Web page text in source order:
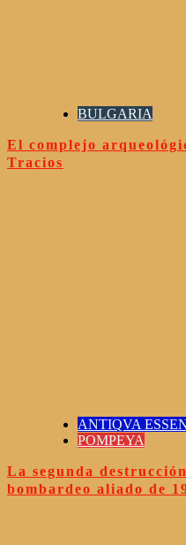
BULGARIA
El complejo
Tracios
ANTIQVA
POMPEYA
La segunda
bombardeo aliado de